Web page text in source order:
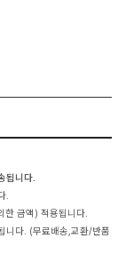
됩니다.
.
금액) 적용됩니다.
니다. (무료배송,교환/반품